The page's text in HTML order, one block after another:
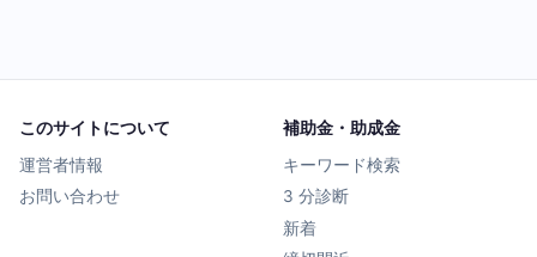
このサイトについて
運営者情報
お問い合わせ
補助金・助成金
キーワード検索
3 分診断
新着